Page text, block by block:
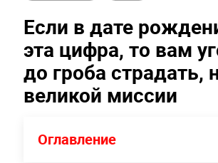
Если в дате
эта цифра, то вам
до гроба страдать,
великой миссии
Оглавление